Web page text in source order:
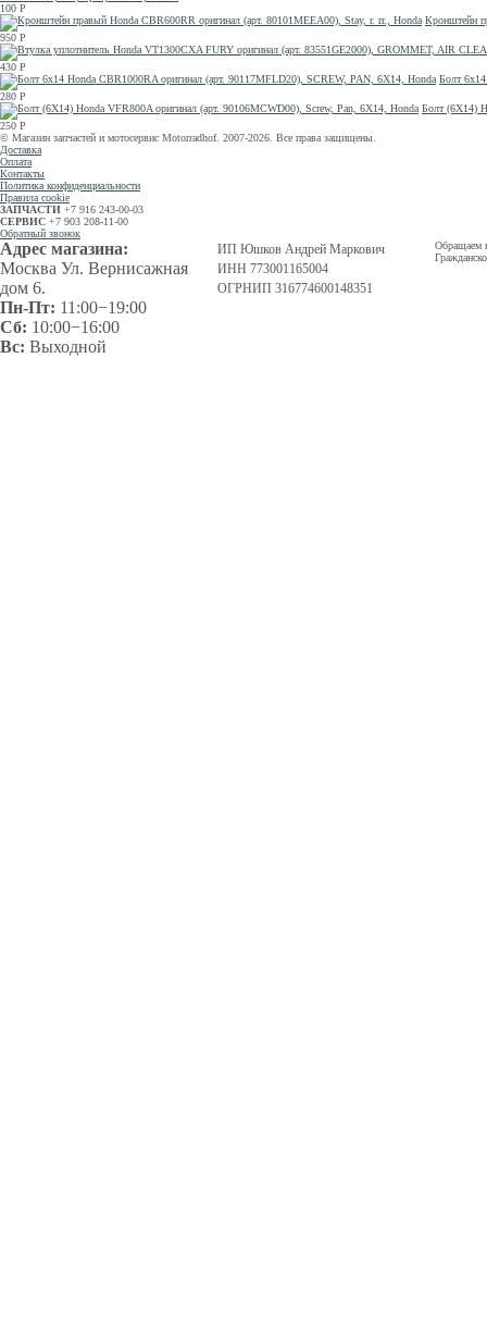
100 Р
Кронштейн
950 Р
430 Р
Болт
280 Р
Болт (6Х14)
250 Р
© Магазин запчастей и мотосервис Motorradhof. 2007-2026. Все права защищены.
Доставка
Оплата
Контакты
Политика конфиденциальности
Правила cookie
ЗАПЧАСТИ +7 916 243-00-03
СЕРВИС +7 903 208-11-00
Обратный звонок
Адрес магазина:
Москва Ул. Вернисажная
дом 6.
Пн-Пт: 11:00−19:00
Сб: 10:00−16:00
Вс: Выходной
ИП Юшков Андрей Маркович
ИНН 773001165004
ОГРНИП 316774600148351
Обращаем